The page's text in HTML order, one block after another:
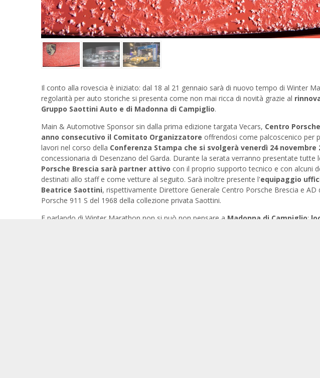
Il conto alla rovescia è iniziato: dal 18 al 21 gennaio sarà di nuovo tempo di Winter
regolarità per auto storiche si presenta come non mai ricca di novità grazie al
Gruppo Saottini Auto e di Madonna di Campiglio.
Main & Automotive Sponsor sin dalla prima edizione targata Vecars, Centro
anno consecutivo il Comitato Organizzatore offrendosi come palcoscenico per
lavori nel corso della Conferenza Stampa che si svolgerà venerdì 24 novembre
concessionaria di Desenzano del Garda. Durante la serata verranno presentate tutte
Porsche Brescia sarà partner attivo con il proprio supporto tecnico e con alcuni
destinati allo staff e come vetture al seguito. Sarà inoltre presente l'equipaggio
Beatrice Saottini, rispettivamente Direttore Generale Centro Porsche Brescia e
Porsche 911 S del 1968 della collezione privata Saottini.
E parlando di Winter Marathon non si può non pensare a Madonna di Campiglio: